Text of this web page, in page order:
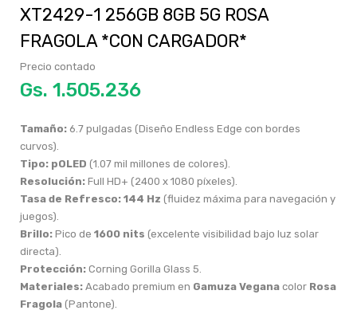
XT2429-1 256GB 8GB 5G ROSA
FRAGOLA *CON CARGADOR*
Precio contado
Gs.
Tamaño: 6.7 pulgadas (Diseño Endless Edge con bordes
curvos).
Tipo: pOLED (1.07 mil millones de colores).
Resolución: Full HD+ (2400 x 1080 píxeles).
Tasa de Refresco: 144 Hz (fluidez máxima para navegación y
juegos).
Brillo: Pico de 1600 nits (excelente visibilidad bajo luz solar
directa).
Protección: Corning Gorilla Glass 5.
Materiales: Acabado premium en Gamuza Vegana color Rosa
Fragola (Pantone).